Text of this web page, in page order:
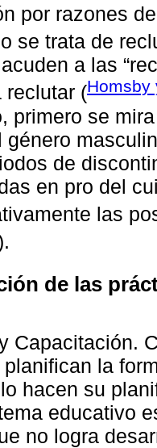
por razones
se trata de
a las
reclutar (Homsby
primero se
género
de
en pro del
las
de las
Capacitación.
la
hacen su
educativo
no logra